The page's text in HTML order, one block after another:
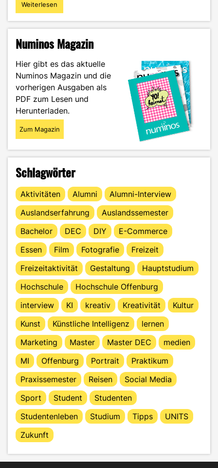
"Sounds
aus
Universum
Wie
werden
Dubstep-
Bässe
produziert?"
Weiterlesen
Numinos Magazin
Hier gibt es das aktuelle
Numinos Magazin und die
vorherigen Ausgaben als
PDF zum Lesen und
Herunterladen.
Zum Magazin
Schlagwörter
Aktivitäten Alumni
Alumni-Interview
Auslandserfahrung
Auslandssemester
Bachelor
DEC DIY
E-Commerce
Essen
Film Fotografie
Freizeit
Freizeitaktivität
Gestaltung
Hauptstudium
Hochschule
Hochschule Offenburg
interview
KI kreativ Kreativität
Kultur
Kunst
Künstliche Intelligenz
lernen
Marketing
Master Master DEC
medien
MI
Offenburg Portrait
Praktikum
Praxissemester
Reisen
Social Media
Sport
Student
Studenten
Studentenleben
Studium Tipps
UNITS
Zukunft